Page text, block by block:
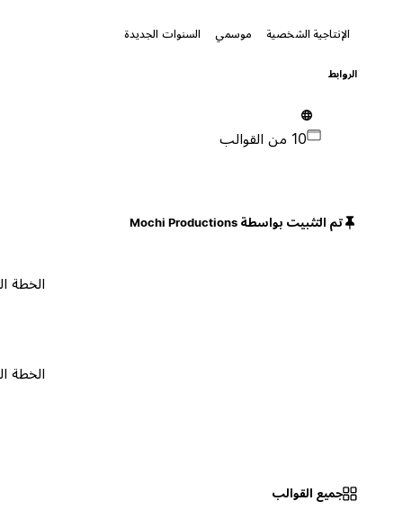
الإنتاجية الشخصية موسمي السنوات الجديدة
تم التثبيت بواسطة Mochi Productions
الخطة المجانية
الخطة المجانية
جميع القوالب